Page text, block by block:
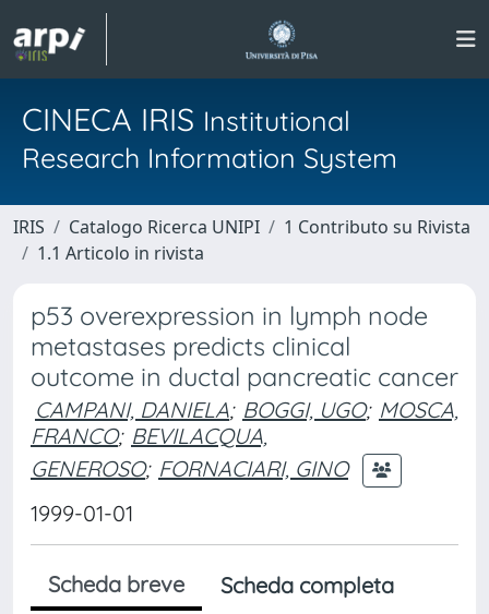
CINECA IRIS Institutional
Research Information System
IRIS Catalogo Ricerca UNIPI
1 Contributo su Rivista
1.1 Articolo in rivista
p53 overexpression in lymph node
metastases predicts clinical
outcome in ductal pancreatic cancer
CAMPANI, DANIELA; BOGGI, UGO; MOSCA,
FRANCO; BEVILACQUA,
GENEROSO; FORNACIARI, GINO
1999-01-01
Scheda breve
Scheda completa